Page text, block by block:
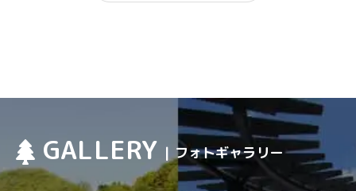
GALLERY | フォトギャラリー